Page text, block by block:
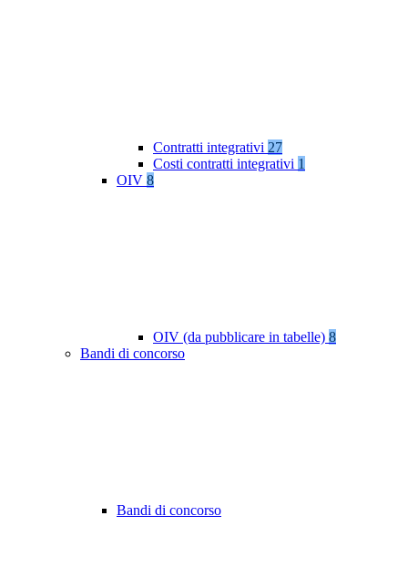
Contratti integrativi 27
Costi contratti integrativi 1
OIV 8
OIV (da pubblicare in tabelle) 8
Bandi di concorso
Bandi di concorso